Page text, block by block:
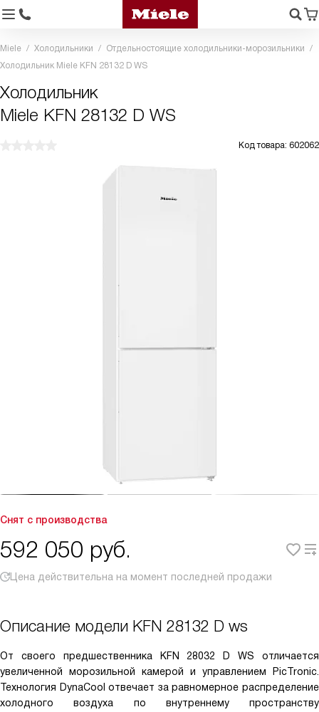
Miele Холодильники
Отдельностоящие холодильники-морозильники
Холодильник Miele KFN 28132 D WS
Холодильник
Miele KFN 28132 D WS
Код товара: 602062
Снят с производства
592 050 руб.
Цена действительна на момент последней продажи
Описание модели KFN 28132 D ws
От своего предшественника KFN 28032 D WS отличается
увеличенной морозильной камерой и управлением PicTronic.
Технология DynaCool отвечает за равномерное распределение
холодного воздуха по внутреннему пространству